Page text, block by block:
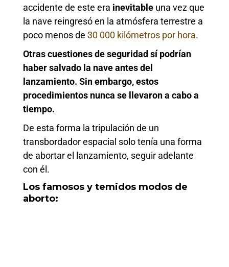
accidente de este era inevitable una vez que
la nave reingresó en la atmósfera terrestre a
poco menos de 30 000 kilómetros por hora.
Otras cuestiones de seguridad sí podrían
haber salvado la nave antes del
lanzamiento. Sin embargo, estos
procedimientos nunca se llevaron a cabo a
tiempo.
De esta forma la tripulación de un
transbordador espacial solo tenía una forma
de abortar el lanzamiento, seguir adelante
con él.
Los famosos y temidos modos de
aborto: